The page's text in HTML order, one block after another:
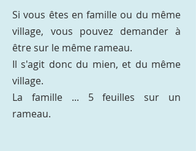
Si vous êtes en famille ou du même
village, vous pouvez demander à
être sur le même rameau.
Il s'agit donc du mien, et du même
village.
La famille ... 5 feuilles sur un
rameau.